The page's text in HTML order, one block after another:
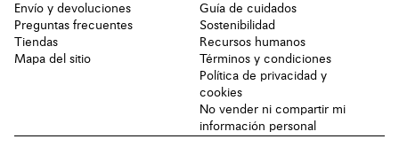
Envío y devoluciones
Preguntas frecuentes
Tiendas
Mapa del sitio
Guía de cuidados
Sostenibilidad
Recursos humanos
Términos y condiciones
Política de privacidad y
cookies
No vender ni compartir mi
información personal